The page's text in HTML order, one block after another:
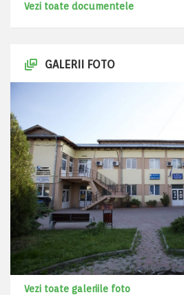
Vezi toate documentele
GALERII FOTO
Vezi toate galeriile foto